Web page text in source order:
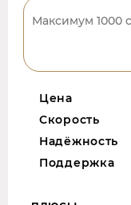
Цена
Скорость
Надёжность
Поддержка